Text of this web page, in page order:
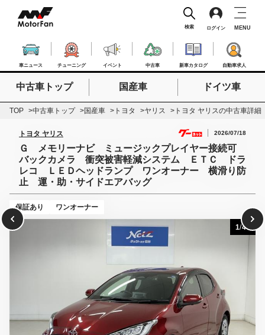
車ニュース チューニング イベント 中古車 新車カタログ 自動車求人
検索 ログイン MENU
検索したいキーワードを入力
検索
中古車トップ 国産車 ドイツ車
TOP 中古車トップ 国産車 トヨタ ヤリス トヨタ ヤリスの中古車詳細
トヨタ ヤリス 2026/07/18
Ｇ メモリーナビ ミュージックプレイヤー接続可
バックカメラ 衝突被害軽減システム ＥＴＣ ドラ
レコ ＬＥＤヘッドランプ ワンオーナー 横滑り防
止 運・助・サイドエアバッグ
保証あり ワンオーナー
1/40